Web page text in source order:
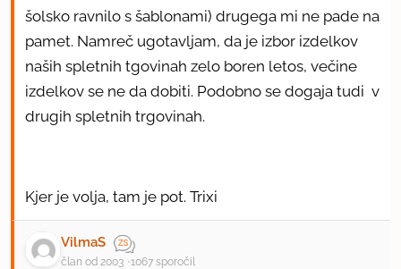
šolsko ravnilo s šablonami) drugega mi ne pade na
pamet. Namreč ugotavljam, da je izbor izdelkov
naših spletnih tgovinah zelo boren letos, večine
izdelkov se ne da dobiti. Podobno se dogaja tudi v
drugih spletnih trgovinah.
Kjer je volja, tam je pot. Trixi
VilmaS
član od 2003 1067 sporočil